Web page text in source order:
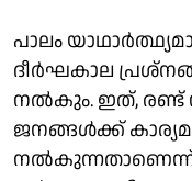
പാലം
ദീർഘകാല
നൽകും. ഇത്, രണ്ട്
ജനങ്ങൾക്ക്